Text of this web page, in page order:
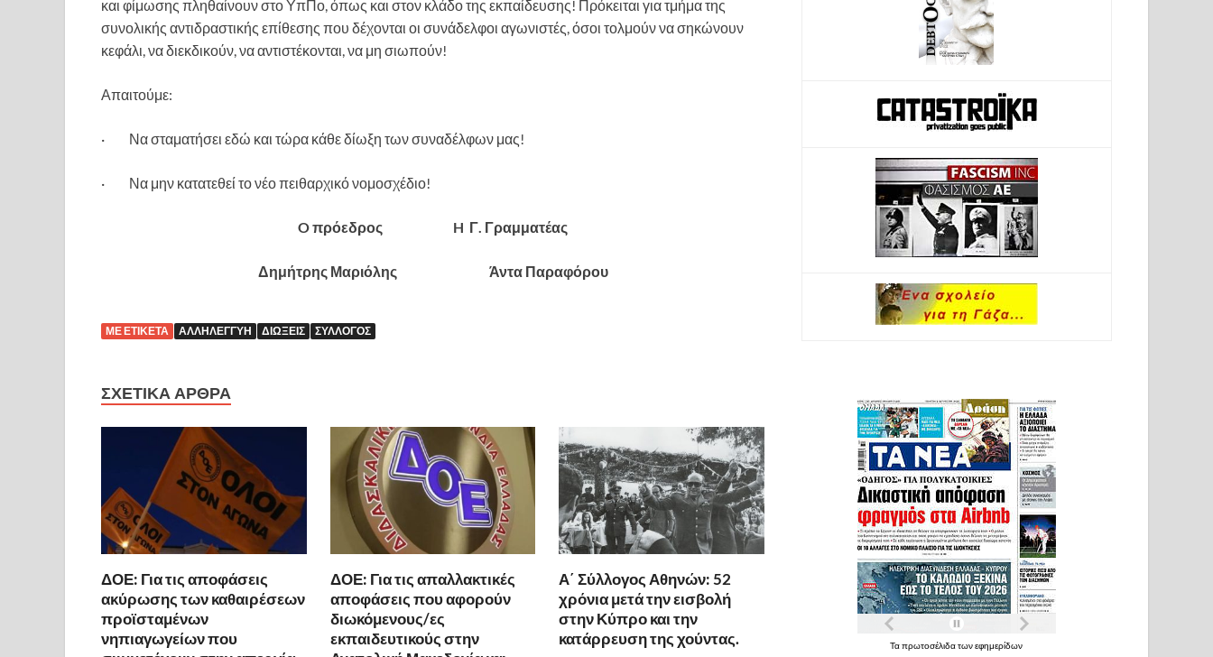
και φίμωσης πληθαίνουν στο ΥπΠο, όπως και στον κλάδο της εκπαίδευσης! Πρόκειται για τμήμα της
συνολικής αντιδραστικής επίθεσης που δέχονται οι συνάδελφοι αγωνιστές, όσοι τολμούν να σηκώνουν
κεφάλι, να διεκδικούν, να αντιστέκονται, να μη σιωπούν!
Απαιτούμε:
· Να σταματήσει εδώ και τώρα κάθε δίωξη των συναδέλφων μας!
· Να μην κατατεθεί το νέο πειθαρχικό νομοσχέδιο!
O πρόεδρος H Γ. Γραμματέας
Δημήτρης Μαριόλης Άντα Παραφόρου
ΜΕ ΕΤΙΚΈΤΑ ΑΛΛΗΛΕΓΓΎΗ ΔΙΏΞΕΙΣ ΣΎΛΛΟΓΟΣ
ΣΧΕΤΙΚΆ ΆΡΘΡΑ
ΔΟΕ: Για τις αποφάσεις
ακύρωσης των καθαιρέσεων
προϊσταμένων
νηπιαγωγείων που
ΔΟΕ: Για τις απαλλακτικές
αποφάσεις που αφορούν
διωκόμενους/ες
εκπαιδευτικούς στην
Α΄ Σύλλογος Αθηνών: 52
χρόνια μετά την εισβολή
στην Κύπρο και την
κατάρρευση της χούντας.
Τα πρωτοσέλιδα των εφημερίδων